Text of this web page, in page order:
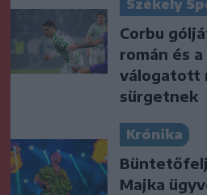
Székely
Corbu
román és
válogatott
sürgetnek
Krónika
Majka